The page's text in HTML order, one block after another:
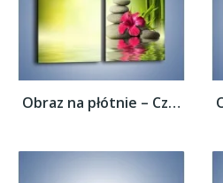
Obraz na płótnie – Czerwony sen o kwiatach...